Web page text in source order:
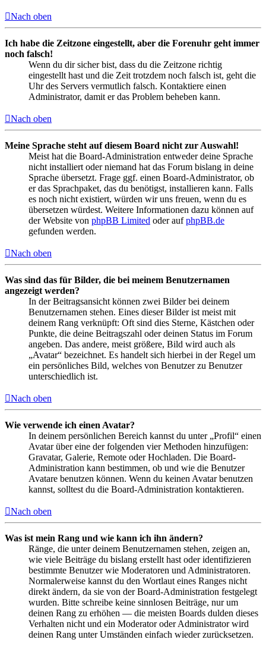
Nach oben
Ich habe die Zeitzone eingestellt, aber die Forenuhr geht immer
noch falsch!
Wenn du dir sicher bist, dass du die Zeitzone richtig
eingestellt hast und die Zeit trotzdem noch falsch ist, geht die
Uhr des Servers vermutlich falsch. Kontaktiere einen
Administrator, damit er das Problem beheben kann.
Nach oben
Meine Sprache steht auf diesem Board nicht zur Auswahl!
Meist hat die Board-Administration entweder deine Sprache
nicht installiert oder niemand hat das Forum bislang in deine
Sprache übersetzt. Frage ggf. einen Board-Administrator, ob
er das Sprachpaket, das du benötigst, installieren kann. Falls
es noch nicht existiert, würden wir uns freuen, wenn du es
übersetzen würdest. Weitere Informationen dazu können auf
der Website von phpBB Limited oder aufphpBB.de
gefunden werden.
Nach oben
Was sind das für Bilder, die bei meinem Benutzernamen
angezeigt werden?
In der Beitragsansicht können zwei Bilder bei deinem
Benutzernamen stehen. Eines dieser Bilder ist meist mit
deinem Rang verknüpft: Oft sind dies Sterne, Kästchen oder
Punkte, die deine Beitragszahl oder deinen Status im Forum
angeben. Das andere, meist größere, Bild wird auch als
„Avatar“ bezeichnet. Es handelt sich hierbei in der Regel um
ein persönliches Bild, welches von Benutzer zu Benutzer
unterschiedlich ist.
Nach oben
Wie verwende ich einen Avatar?
In deinem persönlichen Bereich kannst du unter „Profil“ einen
Avatar über eine der folgenden vier Methoden hinzufügen:
Gravatar, Galerie, Remote oder Hochladen. Die Board-
Administration kann bestimmen, ob und wie die Benutzer
Avatare benutzen können. Wenn du keinen Avatar benutzen
kannst, solltest du die Board-Administration kontaktieren.
Nach oben
Was ist mein Rang und wie kann ich ihn ändern?
Ränge, die unter deinem Benutzernamen stehen, zeigen an,
wie viele Beiträge du bislang erstellt hast oder identifizieren
bestimmte Benutzer wie Moderatoren und Administratoren.
Normalerweise kannst du den Wortlaut eines Ranges nicht
direkt ändern, da sie von der Board-Administration festgelegt
wurden. Bitte schreibe keine sinnlosen Beiträge, nur um
deinen Rang zu erhöhen — die meisten Boards dulden dieses
Verhalten nicht und ein Moderator oder Administrator wird
deinen Rang unter Umständen einfach wieder zurücksetzen.